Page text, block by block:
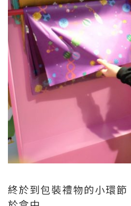
終於到包裝禮物的小環